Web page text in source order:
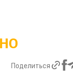
Поделиться